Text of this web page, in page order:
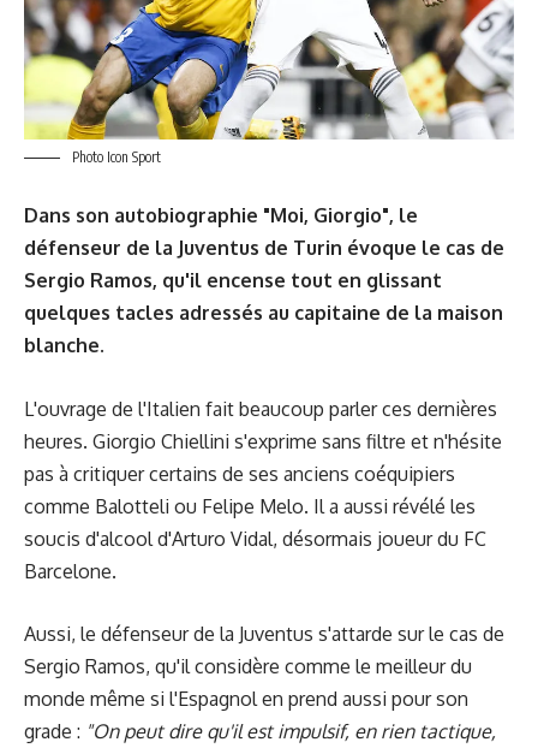
Photo Icon Sport
Dans son autobiographie "Moi, Giorgio", le
défenseur de la Juventus de Turin évoque le cas de
Sergio Ramos, qu'il encense tout en glissant
quelques tacles adressés au capitaine de la maison
blanche.
L'ouvrage de l'Italien fait beaucoup parler ces dernières
heures. Giorgio Chiellini s'exprime sans filtre et n'hésite
pas à critiquer certains de ses anciens coéquipiers
comme Balotteli ou Felipe Melo. Il a aussi révélé les
soucis d'alcool d'Arturo Vidal, désormais joueur du FC
Barcelone.
Aussi, le défenseur de la Juventus s'attarde sur le cas de
Sergio Ramos, qu'il considère comme le meilleur du
monde même si l'Espagnol en prend aussi pour son
grade : "On peut dire qu'il est impulsif, en rien tactique,